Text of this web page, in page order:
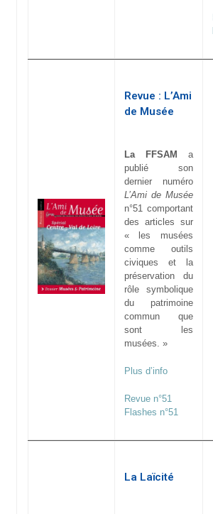
Revue : L’Ami
de Musée
La FFSAM a
publié son
dernier numéro
L’Ami de Musée
n°51 comportant
des articles sur
« les musées
comme outils
civiques et la
préservation du
rôle symbolique
du patrimoine
commun que
sont les
musées. »
Plus d’info
Revue n°51
Flashes n°51
La Laïcité